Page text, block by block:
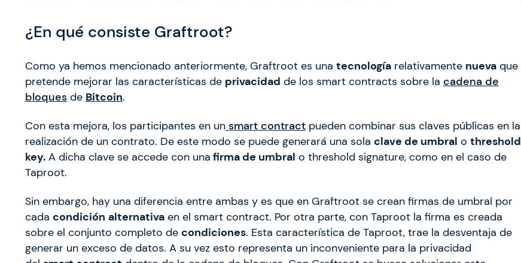
¿En qué consiste Graftroot?
Como ya hemos mencionado anteriormente, Graftroot es una tecnología relativamente nueva que
pretende mejorar las características de privacidad de los smart contracts sobre la cadena de
bloques de Bitcoin.
Con esta mejora, los participantes en un smart contract pueden combinar sus claves públicas en la
realización de un contrato. De este modo se puede generará una sola clave de umbral o threshold
key. A dicha clave se accede con una firma de umbral o threshold signature, como en el caso de
Taproot.
Sin embargo, hay una diferencia entre ambas y es que en Graftroot se crean firmas de umbral por
cada condición alternativa en el smart contract. Por otra parte, con Taproot la firma es creada
sobre el conjunto completo de condiciones. Esta característica de Taproot, trae la desventaja de
generar un exceso de datos. A su vez esto representa un inconveniente para la privacidad